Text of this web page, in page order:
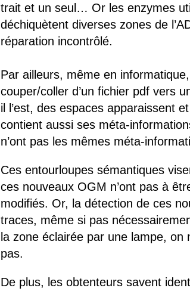
trait et un seul… Or les enzymes
déchiquètent diverses zones de
réparation incontrôlé.
Par ailleurs, même en
couper/coller d’un fichier pdf vers
il l’est, des espaces apparaissent
contient aussi ses méta-
n’ont pas les mêmes méta-
Ces entourloupes sémantiques
ces nouveaux OGM n’ont pas à
modifiés. Or, la détection de ces
traces, même si pas
la zone éclairée par une lampe, on
pas.
De plus, les obtenteurs savent